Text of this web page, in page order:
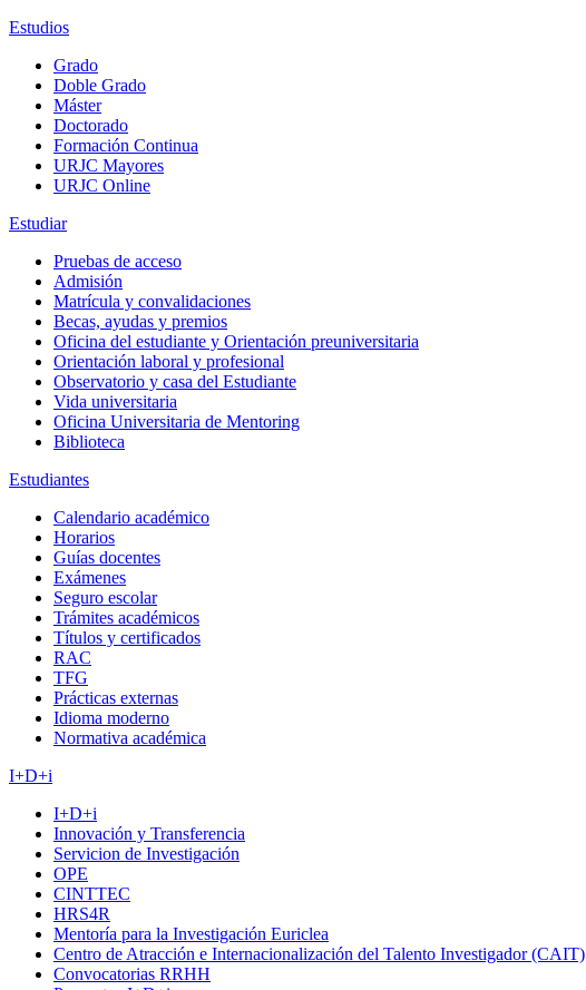
Estudios
Grado
Doble Grado
Máster
Doctorado
Formación Continua
URJC Mayores
URJC Online
Estudiar
Pruebas de acceso
Admisión
Matrícula y convalidaciones
Becas, ayudas y premios
Oficina del estudiante y Orientación preuniversitaria
Orientación laboral y profesional
Observatorio y casa del Estudiante
Vida universitaria
Oficina Universitaria de Mentoring
Biblioteca
Estudiantes
Calendario académico
Horarios
Guías docentes
Exámenes
Seguro escolar
Trámites académicos
Títulos y certificados
RAC
TFG
Prácticas externas
Idioma moderno
Normativa académica
I+D+i
I+D+i
Innovación y Transferencia
Servicion de Investigación
OPE
CINTTEC
HRS4R
Mentoría para la Investigación Euriclea
Centro de Atracción e Internacionalización del Talento Investigador (CAIT)
Convocatorias RRHH